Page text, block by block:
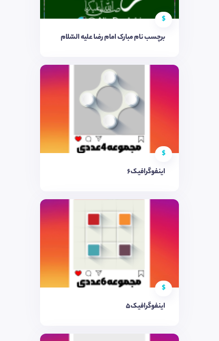
$
برچسب نام مبارک امام رضا علیه السّلام
$
اینفوگرافیک6
$
اینفوگرافیک5